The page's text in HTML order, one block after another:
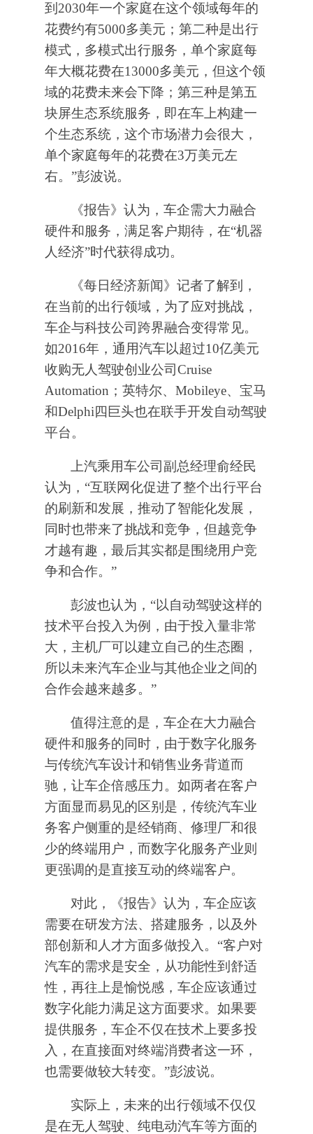
到2030年一个家庭在这个领域每年的
花费约有5000多美元；第二种是出行
模式，多模式出行服务，单个家庭每
年大概花费在13000多美元，但这个领
域的花费未来会下降；第三种是第五
块屏生态系统服务，即在车上构建一
个生态系统，这个市场潜力会很大，
单个家庭每年的花费在3万美元左
右。”彭波说。
《报告》认为，车企需大力融合
硬件和服务，满足客户期待，在“机器
人经济”时代获得成功。
《每日经济新闻》记者了解到，
在当前的出行领域，为了应对挑战，
车企与科技公司跨界融合变得常见。
如2016年，通用汽车以超过10亿美元
收购无人驾驶创业公司Cruise
Automation；英特尔、Mobileye、宝马
和Delphi四巨头也在联手开发自动驾驶
平台。
上汽乘用车公司副总经理俞经民
认为，“互联网化促进了整个出行平台
的刷新和发展，推动了智能化发展，
同时也带来了挑战和竞争，但越竞争
才越有趣，最后其实都是围绕用户竞
争和合作。”
彭波也认为，“以自动驾驶这样的
技术平台投入为例，由于投入量非常
大，主机厂可以建立自己的生态圈，
所以未来汽车企业与其他企业之间的
合作会越来越多。”
值得注意的是，车企在大力融合
硬件和服务的同时，由于数字化服务
与传统汽车设计和销售业务背道而
驰，让车企倍感压力。如两者在客户
方面显而易见的区别是，传统汽车业
务客户侧重的是经销商、修理厂和很
少的终端用户，而数字化服务产业则
更强调的是直接互动的终端客户。
对此，《报告》认为，车企应该
需要在研发方法、搭建服务，以及外
部创新和人才方面多做投入。“客户对
汽车的需求是安全，从功能性到舒适
性，再往上是愉悦感，车企应该通过
数字化能力满足这方面要求。如果要
提供服务，车企不仅在技术上要多投
入，在直接面对终端消费者这一环，
也需要做较大转变。”彭波说。
实际上，未来的出行领域不仅仅
是在无人驾驶、纯电动汽车等方面的